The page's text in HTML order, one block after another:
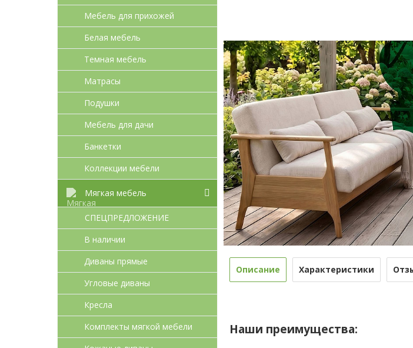
Мебель для прихожей
Белая мебель
Темная мебель
Матрасы
Подушки
Мебель для дачи
Банкетки
Коллекции мебели
Мягкая мебель
СПЕЦПРЕДЛОЖЕНИЕ
В наличии
Диваны прямые
Угловые диваны
Кресла
Комплекты мягкой мебели
Описание Характеристики
Наши преимущества: